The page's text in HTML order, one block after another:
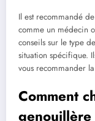
Il est recommandé
comme un médecin
conseils sur le type
situation spécifique.
vous recommander
Comment
genouillère